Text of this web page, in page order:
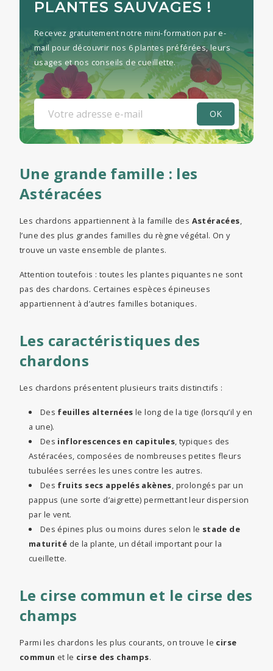
PLANTES SAUVAGES !
Recevez gratuitement notre mini-formation par e-
mail pour découvrir nos 6 plantes préférées, leurs
usages et nos conseils de cueillette.
Une grande famille : les
Astéracées
Les chardons appartiennent à la famille des Astéracées,
l’une des plus grandes familles du règne végétal. On y
trouve un vaste ensemble de plantes.
Attention toutefois : toutes les plantes piquantes ne sont
pas des chardons. Certaines espèces épineuses
appartiennent à d’autres familles botaniques.
Les caractéristiques des
chardons
Les chardons présentent plusieurs traits distinctifs :
Des feuilles alternées le long de la tige (lorsqu’il y en
a une).
Des inflorescences en capitules, typiques des
Astéracées, composées de nombreuses petites fleurs
tubulées serrées les unes contre les autres.
Des fruits secs appelés akènes, prolongés par un
pappus (une sorte d’aigrette) permettant leur dispersion
par le vent.
Des épines plus ou moins dures selon le stade de
maturité de la plante, un détail important pour la
cueillette.
Le cirse commun et le cirse des
champs
Parmi les chardons les plus courants, on trouve le cirse
commun et le cirse des champs.